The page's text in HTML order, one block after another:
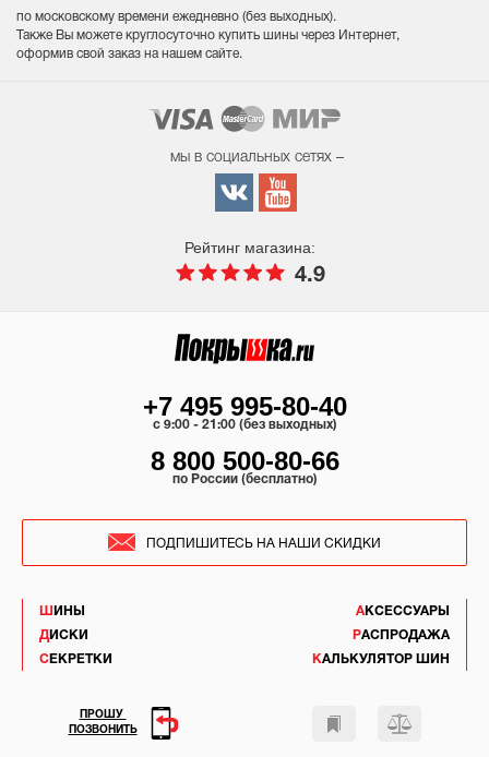
по московскому времени ежедневно (без выходных).
Также Вы можете круглосуточно купить шины через Интернет,
оформив свой заказ на нашем сайте.
мы в социальных сетях –
Рейтинг магазина:
4.9
ШИНЫ
ДИСКИ
СЕКРЕТКИ
АКСЕССУАРЫ
РАСПРОДАЖА
КАЛЬКУЛЯТОР ШИН
+7 495 995-80-40
c 9:00 - 21:00 (без выходных)
8 800 500-80-66
по России (бесплатно)
ПОДПИШИТЕСЬ НА НАШИ СКИДКИ
ПРОШУ
ПОЗВОНИТЬ